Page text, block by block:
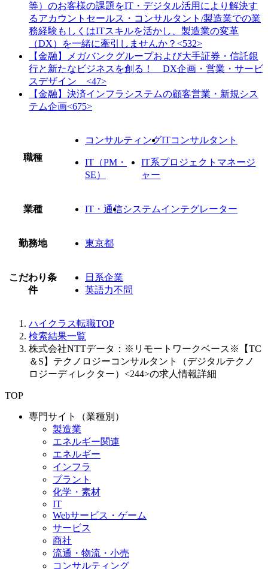
等）のお客様の課題をIT・デジタル活用により解決す
るアカウントセールス・コンサルタント/製造業での業
務経験もしくはITスキルを活かし、製造業の変革
（DX）を一緒に牽引しませんか？<532>
【金融】メガバンクグループおよび大手証券・信託銀
行と新たなビジネスを創る！ DX企画・営業・サービ
スデザイン <47>
【金融】決済インフラシステムの顧客営業・新規シス
テム企画<675>
職種
コンサルティングITコンサルタント
IT（PM・
SE）
IT系プロジェクトマネージ
ャー
業種 IT・通信システムインテグレーター
勤務地 東京都
こだわり条
件
日系企業
英語力不問
ハイクラス転職TOP
検索結果一覧
株式会社NTTデータ：※リモートワークベース※【TC
＆S】テクノロジーコンサルタント（デジタルテクノ
ロジーディレクター）<244>の求人情報詳細
TOP
専門サイト（業種別）
製造業
エネルギー関連
エネルギー
インフラ
プラント
化学・素材
IT
Webサービス・ゲーム
サービス
商社
流通・物流・小売
コンサルティング